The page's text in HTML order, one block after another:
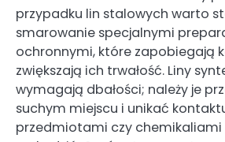
przypadku lin stalowych warto
smarowanie specjalnymi
ochronnymi, które zapobiegają
zwiększają ich trwałość. Liny
wymagają dbałości; należy je
suchym miejscu i unikać
przedmiotami czy